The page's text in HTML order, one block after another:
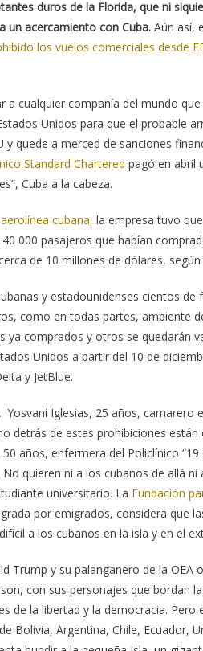
duros de la Florida, que ni
un acercamiento con Cuba. Aún así,
los vuelos comerciales desde
a cualquier compañía del mundo
Unidos para que el probable
y quede a merced de sanciones
Standard Chartered pagó en abril
Cuba a la cabeza.
cubana, la empresa tuvo
000 pasajeros que habían
de 10 millones de dólares,
y estadounidenses cientos
como en todas partes, ambiente
ya comprados y otros se quedarán
Unidos a partir del 10 de
y JetBlue.
Yosvani Iglesias, 25 años, camarero
detrás de estas prohibiciones
años, enfermera del Policlínico
quieren ni a los cubanos de allá ni
universitario. La Fundación
por emigrados, considera que
a los cubanos en la isla y en el
Trump y su palanganero de la
con sus personajes que bordan
de la libertad y la democracia.
Bolivia, Argentina, Chile, Ecuador,